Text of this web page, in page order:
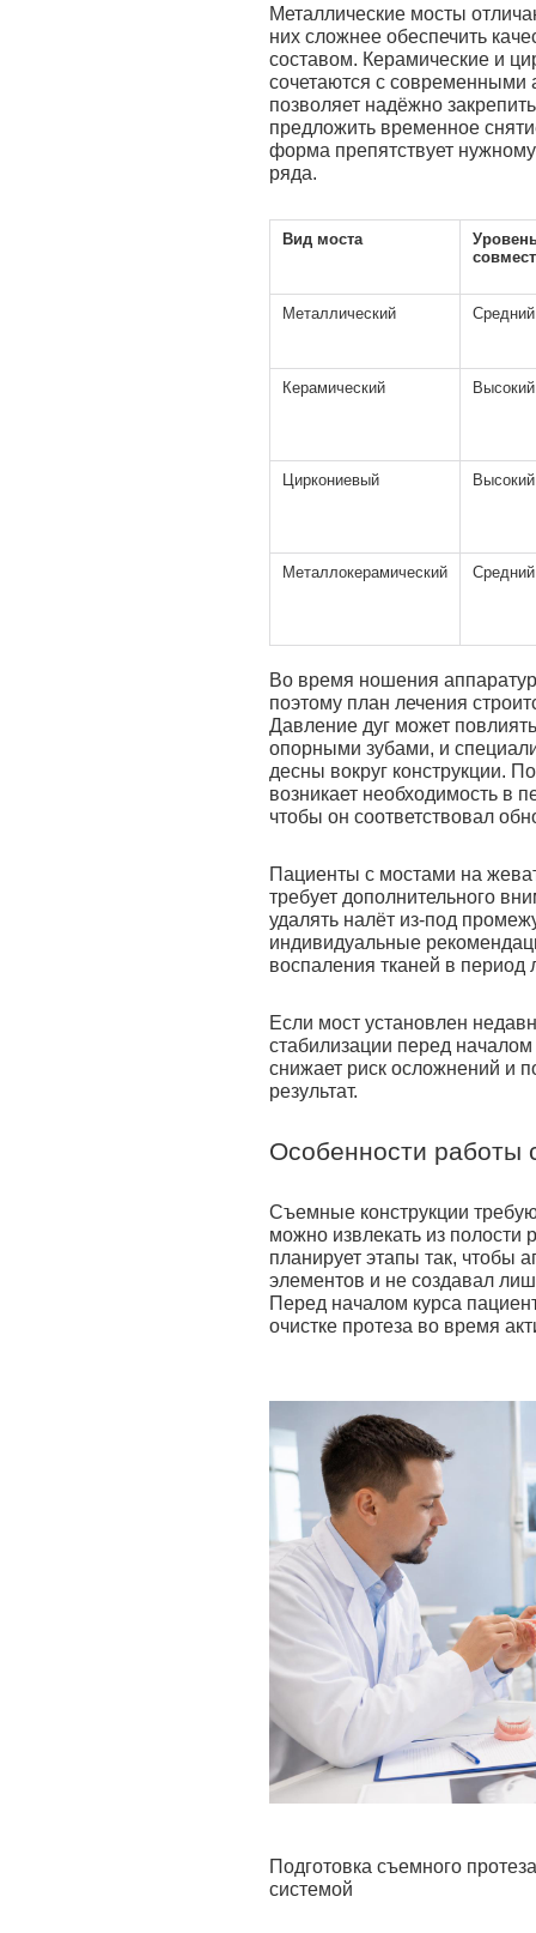
Металлические мосты
них сложнее обеспечить
составом. Керамические и
сочетаются с современными
позволяет надёжно
предложить временное
форма препятствует
ряда.
Вид моста
Металлический Средний
Керамический Высокий
Циркониевый Высокий
Металлокерамический Средний
Во время ношения
поэтому план лечения
Давление дуг может
опорными зубами, и
десны вокруг конструкции.
возникает необходимость в
чтобы он соответствовал
Пациенты с мостами на
требует дополнительного
удалять налёт из-под
индивидуальные
воспаления тканей в период
Если мост установлен
стабилизации перед
снижает риск осложнений и
результат.
Особенности работы
Съемные конструкции
можно извлекать из полости
планирует этапы так, чтобы
элементов и не создавал
Перед началом курса
очистке протеза во время
Подготовка съемного
системой